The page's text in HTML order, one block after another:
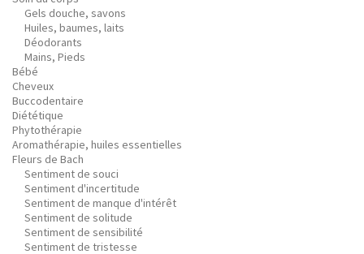
Gels douche, savons
Huiles, baumes, laits
Déodorants
Mains, Pieds
Bébé
Cheveux
Buccodentaire
Diététique
Phytothérapie
Aromathérapie, huiles essentielles
Fleurs de Bach
Sentiment de souci
Sentiment d'incertitude
Sentiment de manque d'intérêt
Sentiment de solitude
Sentiment de sensibilité
Sentiment de tristesse